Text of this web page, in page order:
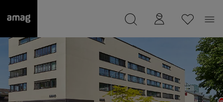
wurde als Ihre Garage gespeichert.